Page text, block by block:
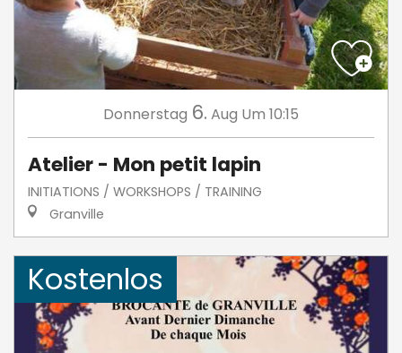
Donnerstag 6. Aug Um 10:15
Atelier - Mon petit lapin
INITIATIONS / WORKSHOPS / TRAINING
Granville
Kostenlos